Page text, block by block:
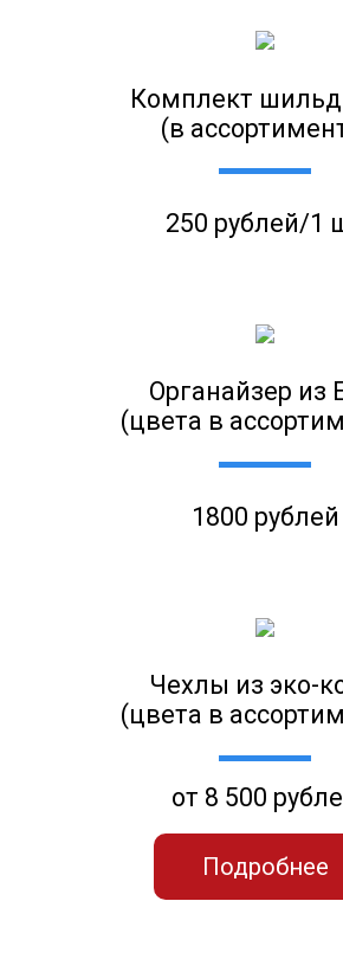
Комплект
(в
250 рублей/1
Органайзер из
(цвета в
1800 рублей
Чехлы из эко-
(цвета в
от 8 500
Подробнее